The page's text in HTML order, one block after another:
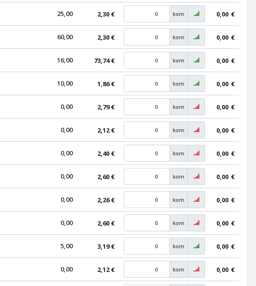
25,00 2,30 € kom 0,00 €
60,00 2,30 € kom 0,00 €
16,00 73,74 € kom 0,00 €
10,00 1,86 € kom 0,00 €
0,00 2,79 € kom 0,00 €
0,00 2,12 € kom 0,00 €
0,00 2,40 € kom 0,00 €
0,00 2,60 € kom 0,00 €
0,00 2,26 € kom 0,00 €
0,00 2,60 € kom 0,00 €
5,00 3,19 € kom 0,00 €
0,00 2,12 € kom 0,00 €